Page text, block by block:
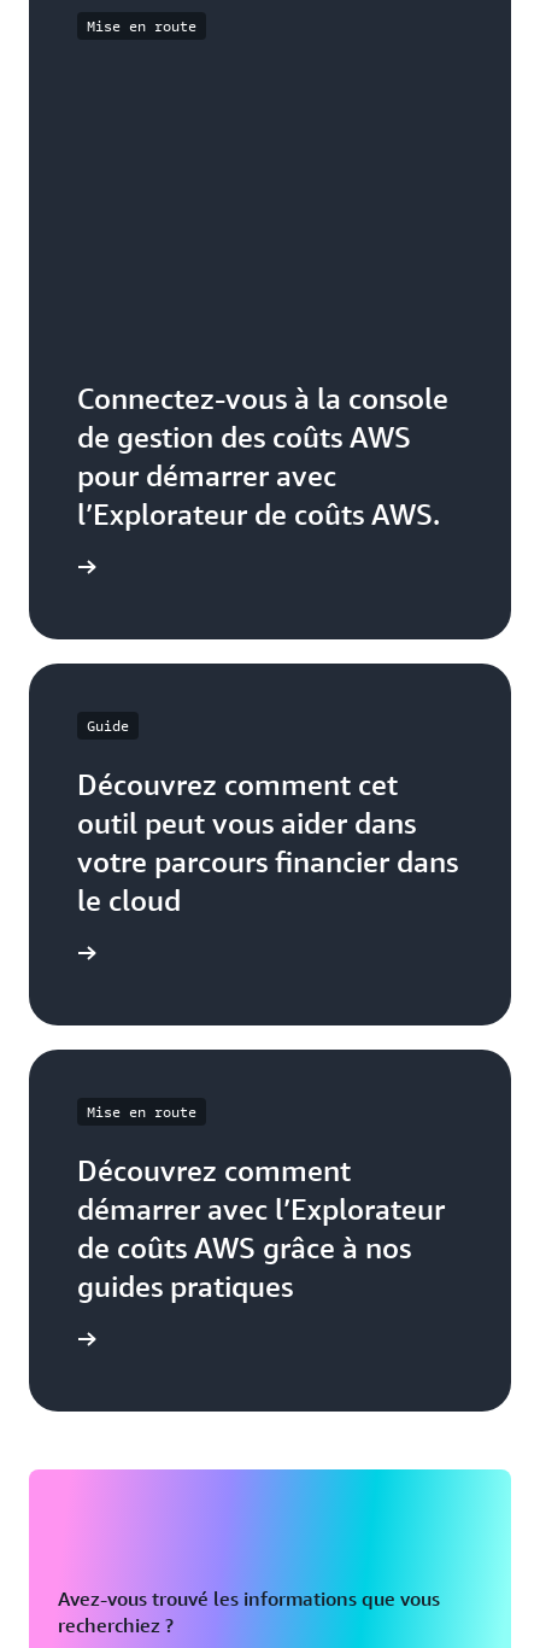
Mise en route
Connectez-vous à la console
de gestion des coûts AWS
pour démarrer avec
l’Explorateur de coûts AWS.
Guide
Découvrez comment cet
outil peut vous aider dans
votre parcours financier dans
le cloud
Mise en route
Découvrez comment
démarrer avec l’Explorateur
de coûts AWS grâce à nos
guides pratiques
Avez-vous trouvé les informations que vous
recherchiez ?